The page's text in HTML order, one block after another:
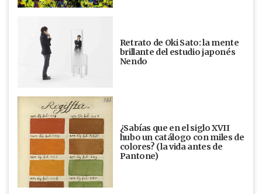
Retrato de Oki Sato: la mente
brillante del estudio japonés
Nendo
¿Sabías que en el siglo XVII
hubo un catálogo con miles de
colores? (la vida antes de
Pantone)